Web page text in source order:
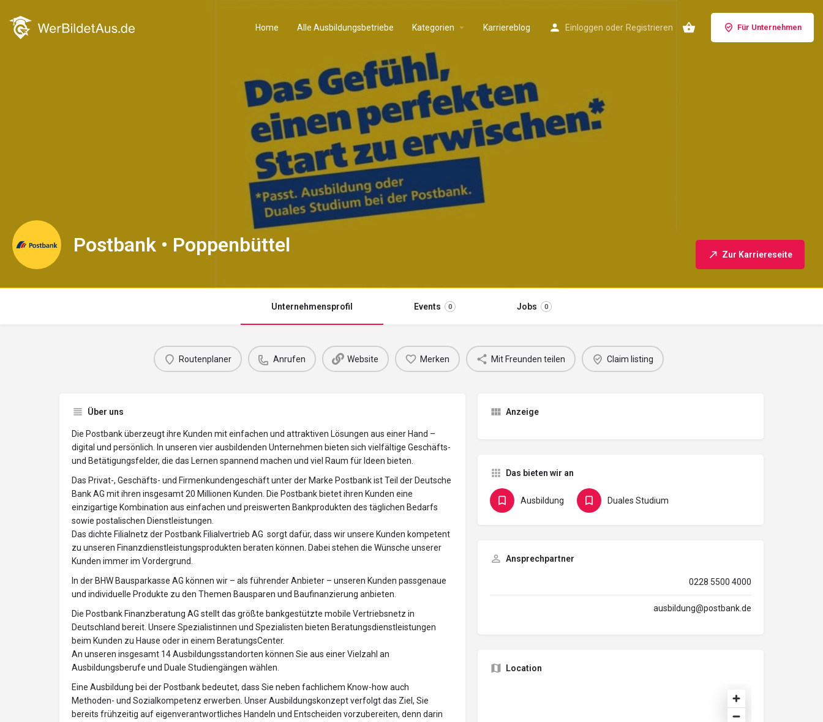
Home Alle Ausbildungsbetriebe Kategorien Karriereblog Einloggen oder Registrieren Für Unternehmen
Postbank • Poppenbüttel Zur Karriereseite
Unternehmensprofil Events 0 Jobs 0
Routenplaner Anrufen Website Merken Mit Freunden teilen Claim listing
Über uns
Die Postbank überzeugt ihre Kunden mit einfachen und attraktiven Lösungen aus einer Hand –
digital und persönlich. In unseren vier ausbildenden Unternehmen bieten sich vielfältige Geschäfts-
und Betätigungsfelder, die das Lernen spannend machen und viel Raum für Ideen bieten.
Das Privat-, Geschäfts- und Firmenkundengeschäft unter der Marke Postbank ist Teil der Deutsche
Bank AG mit ihren insgesamt 20 Millionen Kunden. Die Postbank bietet ihren Kunden eine
einzigartige Kombination aus einfachen und preiswerten Bankprodukten des täglichen Bedarfs
sowie postalischen Dienstleistungen.
Das dichte Filialnetz der Postbank Filialvertrieb AG sorgt dafür, dass wir unsere Kunden kompetent
zu unseren Finanzdienstleistungsprodukten beraten können. Dabei stehen die Wünsche unserer
Kunden immer im Vordergrund.
In der BHW Bausparkasse AG können wir – als führender Anbieter – unseren Kunden passgenaue
und individuelle Produkte zu den Themen Bausparen und Baufinanzierung anbieten.
Die Postbank Finanzberatung AG stellt das größte bankgestützte mobile Vertriebsnetz in
Deutschland bereit. Unsere Spezialistinnen und Spezialisten bieten Beratungsdienstleistungen
beim Kunden zu Hause oder in einem BeratungsCenter.
An unseren insgesamt 14 Ausbildungsstandorten können Sie aus einer Vielzahl an
Ausbildungsberufe und Duale Studiengängen wählen.
Eine Ausbildung bei der Postbank bedeutet, dass Sie neben fachlichem Know-how auch
Methoden- und Sozialkompetenz erwerben. Unser Ausbildungskonzept verfolgt das Ziel, Sie
bereits frühzeitig auf eigenverantwortliches Handeln und Entscheiden vorzubereiten, denn darin
Anzeige
Das bieten wir an
Ausbildung Duales Studium
Ansprechpartner
0228 5500 4000
ausbildung@postbank.de
Location